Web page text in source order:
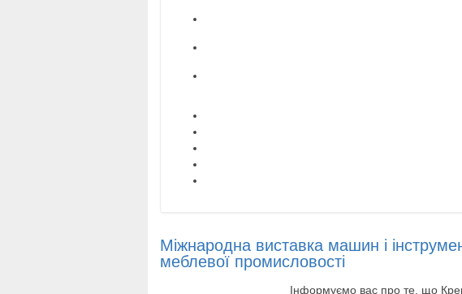
Міжнародна виставка машин і
меблевої промисловості
Інформуємо вас про те, що